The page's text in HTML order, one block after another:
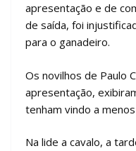
apresentação e de
de saída, foi
para o ganadeiro.
Os novilhos de Paulo
apresentação,
tenham vindo a
Na lide a cavalo, a